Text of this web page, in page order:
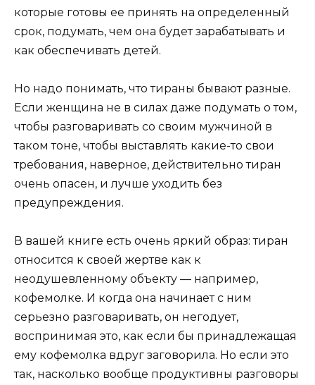
которые готовы ее принять на определенный
срок, подумать, чем она будет зарабатывать и
как обеспечивать детей.
Но надо понимать, что тираны бывают разные.
Если женщина не в силах даже подумать о том,
чтобы разговаривать со своим мужчиной в
таком тоне, чтобы выставлять какие-то свои
требования, наверное, действительно тиран
очень опасен, и лучше уходить без
предупреждения.
В вашей книге есть очень яркий образ: тиран
относится к своей жертве как к
неодушевленному объекту — например,
кофемолке. И когда она начинает с ним
серьезно разговаривать, он негодует,
воспринимая это, как если бы принадлежащая
ему кофемолка вдруг заговорила. Но если это
так, насколько вообще продуктивны разговоры